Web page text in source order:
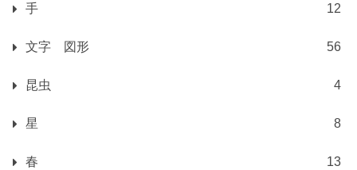
手 12
文字 図形 56
昆虫 4
星 8
春 13